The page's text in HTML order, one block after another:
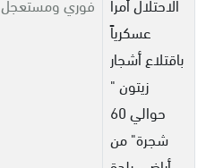
عسكرياً
باقتلاع أشجار
زيتون "
حوالي 60
شجرة" من